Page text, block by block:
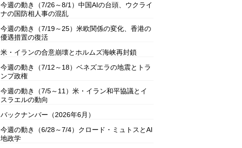
今週の動き（7/26～8/1）中国AIの台頭、ウクライ
ナの国防相人事の混乱
今週の動き（7/19～25）米欧関係の変化、香港の
優遇措置の復活
米・イランの合意崩壊とホルムズ海峡再封鎖
今週の動き（7/12～18）ベネズエラの地震とトラ
ンプ政権
今週の動き（7/5～11）米・イラン和平協議とイ
スラエルの動向
バックナンバー（2026年6月）
今週の動き（6/28～7/4）クロード・ミュトスとAI
地政学